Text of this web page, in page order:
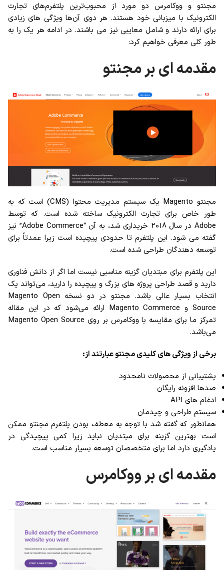
مجنتو و ووکامرس دو مورد از محبوب‌ترین پلتفرم‌های تجارت
الکترونیک با میزبانی خود هستند. هر دوی آن‌ها ویژگی های زیادی
برای ارائه دارند و شامل معایبی نیز می باشند. در ادامه هر یک را به
طور کلی معرفی خواهیم کرد:
مقدمه ای بر مجنتو
مجنتو Magento یک سیستم مدیریت محتوا (CMS) است که به
طور خاص برای تجارت الکترونیک ساخته شده است. که توسط
Adobe در سال 2018 خریداری شد، به آن “Adobe Commerce” نیز
گفته می شود. این پلتفرم تا حدودی پیچیده است زیرا عمدتاً برای
توسعه دهندگان طراحی شده است.
این پلتفرم برای مبتدیان گزینه مناسبی نیست اما اگر از دانش فناوری
دارید و قصد طراحی پروژه های بزرگ و پیچیده را دارید، می‌تواند یک
انتخاب بسیار عالی باشد. مجنتو در دو نسخه Magento Open
Source و Magento Commerce ارائه می‌شود که در این مقاله
تمرکز ما برای مقایسه با ووکامرس بر روی Magento Open Source
می‌باشد.
برخی از ویژگی های کلیدی مجنتو عبارتند از:
پشتیبانی از محصولات نامحدود
صدها افزونه رایگان
ادغام های API
سیستم طراحی و چیدمان
همانطور که گفته شد با توجه به معطف بودن پلتفرم مجنتو ممکن
است بهترین گزینه برای مبتدیان نباید زیرا کمی پیچیدگی در
یادگیری دارد اما برای متخصصان توسعه بسیار مناسب است.
مقدمه ای بر ووکامرس